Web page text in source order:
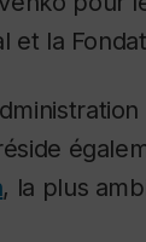
et la
, la plus